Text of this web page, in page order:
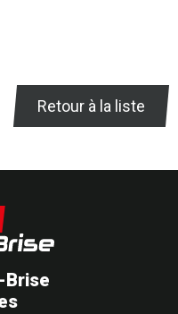
Retour à la liste
Brise